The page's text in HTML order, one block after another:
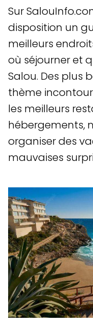
Sur
disposition un
meilleurs
où séjourner et
Salou. Des plus
thème
les meilleurs
hébergements,
organiser des
mauvaises